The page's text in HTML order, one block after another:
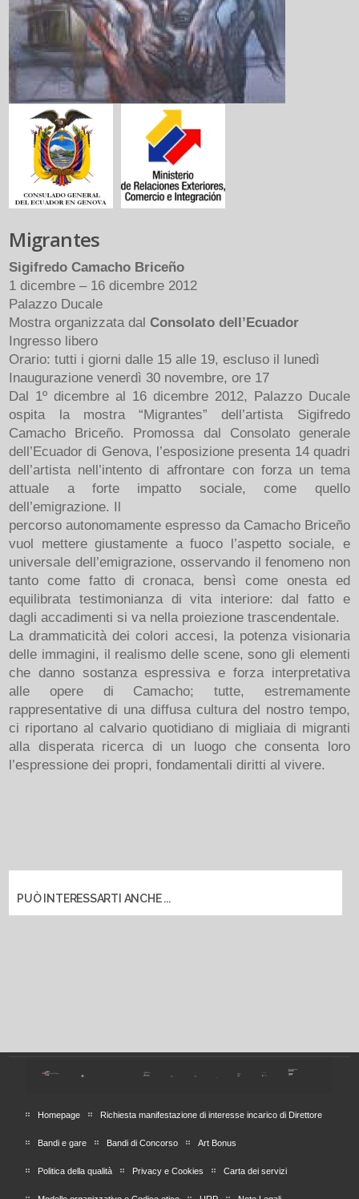
Migrantes
Sigifredo Camacho Briceño
1 dicembre – 16 dicembre 2012
Palazzo Ducale
Mostra organizzata dalConsolato dell’Ecuador
Ingresso libero
Orario: tutti i giorni dalle 15 alle 19, escluso il lunedì
Inaugurazione venerdì 30 novembre, ore 17
Dal 1º dicembre al 16 dicembre 2012, Palazzo Ducale
ospita la mostra “Migrantes” dell’artista Sigifredo
Camacho Briceño. Promossa dal Consolato generale
dell’Ecuador di Genova, l’esposizione presenta 14 quadri
dell’artista nell’intento di affrontare con forza un tema
attuale a forte impatto sociale, come quello
dell’emigrazione. Il
percorso autonomamente espresso da Camacho Briceño
vuol mettere giustamente a fuoco l’aspetto sociale, e
universale dell’emigrazione, osservando il fenomeno non
tanto come fatto di cronaca, bensì come onesta ed
equilibrata testimonianza di vita interiore: dal fatto e
dagli accadimenti si va nella proiezione trascendentale.
La drammaticità dei colori accesi, la potenza visionaria
delle immagini, il realismo delle scene, sono gli elementi
che danno sostanza espressiva e forza interpretativa
alle opere di Camacho; tutte, estremamente
rappresentative di una diffusa cultura del nostro tempo,
ci riportano al calvario quotidiano di migliaia di migranti
alla disperata ricerca di un luogo che consenta loro
l’espressione dei propri, fondamentali diritti al vivere.
PUÒ INTERESSARTI ANCHE ...
Homepage Richiesta manifestazione di interesse incarico di Direttore
Bandi e gare Bandi di Concorso Art Bonus
Politica della qualità Privacy e Cookies Carta dei servizi